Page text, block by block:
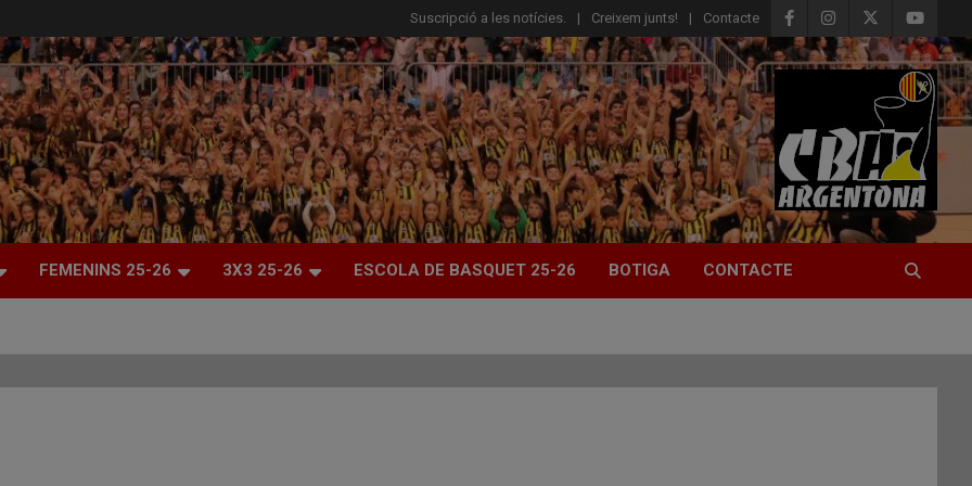
Suscripció a les notícies. Creixem junts! Contacte
FEMENINS 25-26 3X3 25-26 ESCOLA DE BASQUET 25-26 BOTIGA CONTACTE